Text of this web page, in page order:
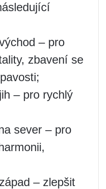
– pro
zbavení se
– pro rychlý
sever – pro
– zlepšit